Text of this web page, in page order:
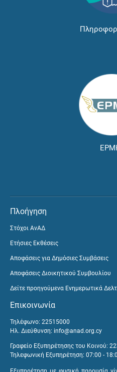
Πλοήγηση
Στόχοι ΑνΑΔ
Ετήσιες Εκθέσεις
Αποφάσεις για Δημόσιες Συμβάσεις
Αποφάσεις Διοικητικού Συμβουλίου
Δείτε προηγούμενα Ενημερωτικά
Επικοινωνία
Τηλέφωνο: 22515000
Ηλ. Διεύθυνση: info@anad.org.cy
Γραφείο Εξυπηρέτησης του Κοινού:
Τηλεφωνική Εξυπηρέτηση: 07:00 -